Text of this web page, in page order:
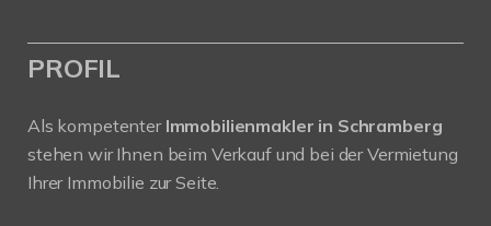
PROFIL
Als kompetenter Immobilienmakler in Schramberg
stehen wir Ihnen beim Verkauf und bei der Vermietung
Ihrer Immobilie zur Seite.